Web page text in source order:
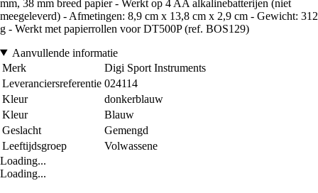
mm, 38 mm breed papier - Werkt op 4 AA alkalinebatterijen (niet
meegeleverd) - Afmetingen: 8,9 cm x 13,8 cm x 2,9 cm - Gewicht: 312
g - Werkt met papierrollen voor DT500P (ref. BOS129)
Aanvullende informatie
Merk
Digi Sport Instruments
Leveranciersreferentie 024114
Kleur
donkerblauw
Kleur
Blauw
Geslacht
Gemengd
Leeftijdsgroep
Volwassene
Loading...
Loading...